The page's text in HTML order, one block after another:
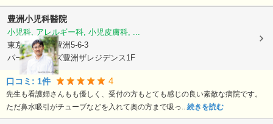
豊洲小児科醫院
小児科, アレルギー科, 小児皮膚科, ...
東京都江東区豊洲5-6-3
パークホームズ豊洲ザレジデンス1F
口コミ: 1件 4
先生も看護婦さんもも優しく、受付の方もとても感じの良い素敵な病院です。
ただ鼻水吸引がチューブなどを入れて奥の方まで吸っ...続きを読む